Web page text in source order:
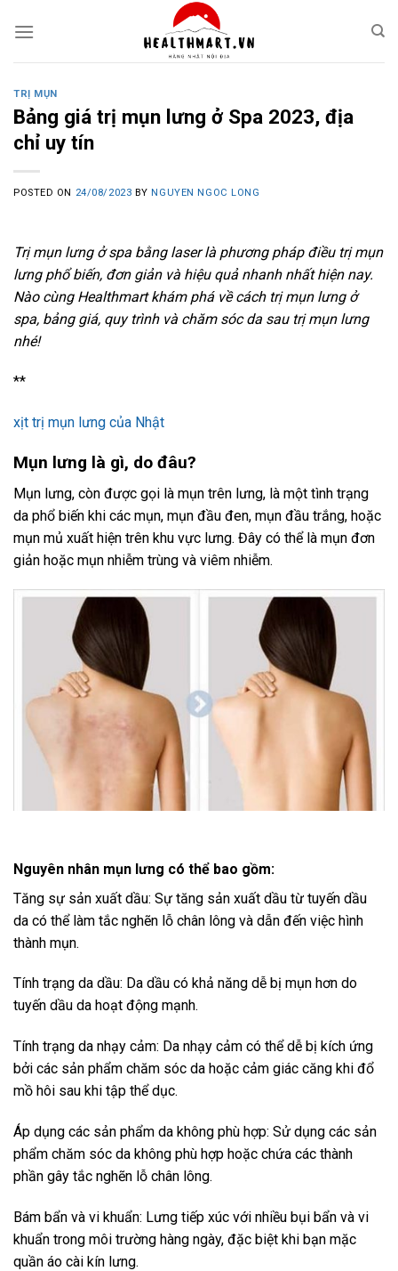
TRỊ MỤN
Bảng giá trị mụn lưng ở Spa 2023, địa
chỉ uy tín
POSTED ON 24/08/2023 BY NGUYEN NGOC LONG
Trị mụn lưng ở spa bằng laser là phương pháp điều trị mụn
lưng phổ biến, đơn giản và hiệu quả nhanh nhất hiện nay.
Nào cùng Healthmart khám phá về cách trị mụn lưng ở
spa, bảng giá, quy trình và chăm sóc da sau trị mụn lưng
nhé!
**
xịt trị mụn lưng của Nhật
Mụn lưng là gì, do đâu?
Mụn lưng, còn được gọi là mụn trên lưng, là một tình trạng
da phổ biến khi các mụn, mụn đầu đen, mụn đầu trắng, hoặc
mụn mủ xuất hiện trên khu vực lưng. Đây có thể là mụn đơn
giản hoặc mụn nhiễm trùng và viêm nhiễm.
Nguyên nhân mụn lưng có thể bao gồm:
Tăng sự sản xuất dầu: Sự tăng sản xuất dầu từ tuyến dầu
da có thể làm tắc nghẽn lỗ chân lông và dẫn đến việc hình
thành mụn.
Tính trạng da dầu: Da dầu có khả năng dễ bị mụn hơn do
tuyến dầu da hoạt động mạnh.
Tính trạng da nhạy cảm: Da nhạy cảm có thể dễ bị kích ứng
bởi các sản phẩm chăm sóc da hoặc cảm giác căng khi đổ
mồ hôi sau khi tập thể dục.
Áp dụng các sản phẩm da không phù hợp: Sử dụng các sản
phẩm chăm sóc da không phù hợp hoặc chứa các thành
phần gây tắc nghẽn lỗ chân lông.
Bám bẩn và vi khuẩn: Lưng tiếp xúc với nhiều bụi bẩn và vi
khuẩn trong môi trường hàng ngày, đặc biệt khi bạn mặc
quần áo cài kín lưng.